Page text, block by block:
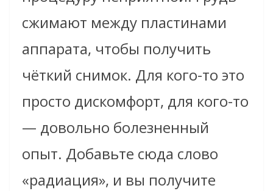
сжимают между пластинами
аппарата, чтобы получить
чёткий снимок. Для кого-то это
просто дискомфорт, для кого-то
— довольно болезненный
опыт. Добавьте сюда слово
«радиация», и вы получите